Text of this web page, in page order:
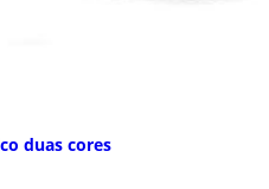
duas cores